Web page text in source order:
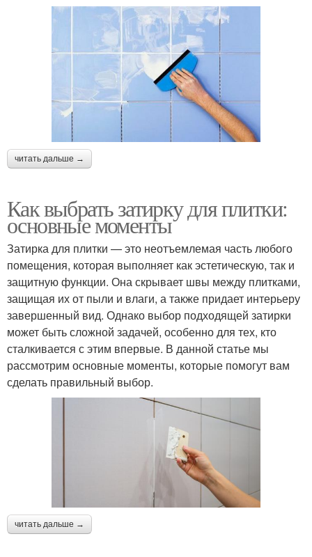
читать дальше →
Как выбрать затирку для плитки:
основные моменты
Затирка для плитки — это неотъемлемая часть любого
помещения, которая выполняет как эстетическую, так и
защитную функции. Она скрывает швы между плитками,
защищая их от пыли и влаги, а также придает интерьеру
завершенный вид. Однако выбор подходящей затирки
может быть сложной задачей, особенно для тех, кто
сталкивается с этим впервые. В данной статье мы
рассмотрим основные моменты, которые помогут вам
сделать правильный выбор.
читать дальше →